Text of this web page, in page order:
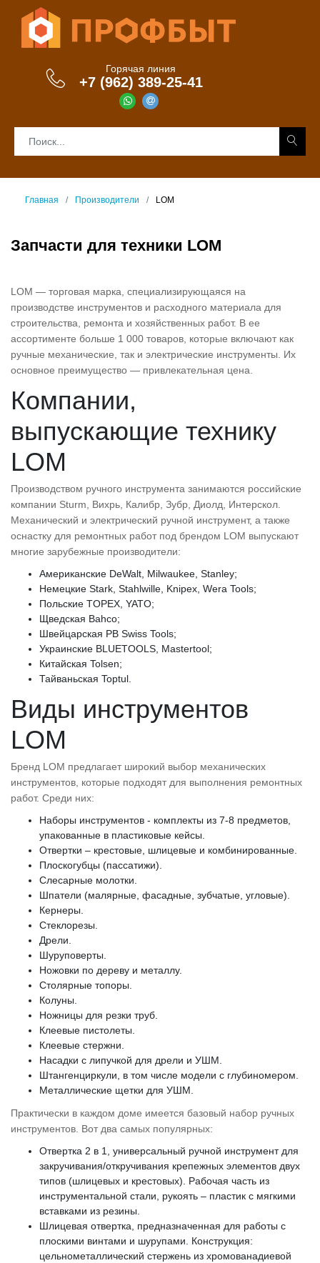
Горячая линия
+7 (962) 389-25-41
Главная Производители LOM
Запчасти для техники LOM
LOM — торговая марка, специализирующаяся на
производстве инструментов и расходного материала для
строительства, ремонта и хозяйственных работ. В ее
ассортименте больше 1 000 товаров, которые включают как
ручные механические, так и электрические инструменты. Их
основное преимущество — привлекательная цена.
Компании,
выпускающие технику
LOM
Производством ручного инструмента занимаются российские
компании Sturm, Вихрь, Калибр, Зубр, Диолд, Интерскол.
Механический и электрический ручной инструмент, а также
оснастку для ремонтных работ под брендом LOM выпускают
многие зарубежные производители:
Американские DeWalt, Milwaukee, Stanley;
Немецкие Stark, Stahlwille, Knipex, Wera Tools;
Польские TOPEX, YATO;
Щведская Bahco;
Швейцарская PB Swiss Tools;
Украинские BLUETOOLS, Mastertool;
Китайская Tolsen;
Тайваньская Toptul.
Виды инструментов
LOM
Бренд LOM предлагает широкий выбор механических
инструментов, которые подходят для выполнения ремонтных
работ. Среди них:
Наборы инструментов - комплекты из 7-8 предметов,
упакованные в пластиковые кейсы.
Отвертки – крестовые, шлицевые и комбинированные.
Плоскогубцы (пассатижи).
Слесарные молотки.
Шпатели (малярные, фасадные, зубчатые, угловые).
Кернеры.
Стеклорезы.
Дрели.
Шуруповерты.
Ножовки по дереву и металлу.
Столярные топоры.
Колуны.
Ножницы для резки труб.
Клеевые пистолеты.
Клеевые стержни.
Насадки с липучкой для дрели и УШМ.
Штангенциркули, в том числе модели с глубиномером.
Металлические щетки для УШМ.
Практически в каждом доме имеется базовый набор ручных
инструментов. Вот два самых популярных:
Отвертка 2 в 1, универсальный ручной инструмент для
закручивания/откручивания крепежных элементов двух
типов (шлицевых и крестовых). Рабочая часть из
инструментальной стали, рукоять – пластик с мягкими
вставками из резины.
Шлицевая отвертка, предназначенная для работы с
плоскими винтами и шурупами. Конструкция:
цельнометаллический стержень из хромованадиевой